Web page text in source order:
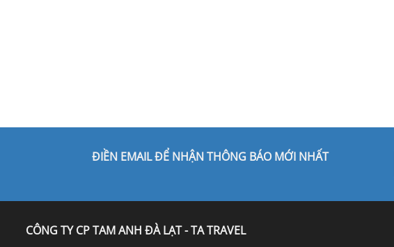
ĐIỀN EMAIL ĐỂ NHẬN THÔNG BÁO MỚI NHẤT
CÔNG TY CP TAM ANH ĐÀ LẠT - TA TRAVEL